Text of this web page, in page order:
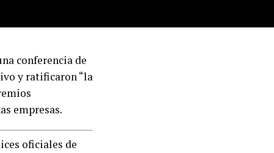
conferencia de
y ratificaron “la
empresas.
oficiales de